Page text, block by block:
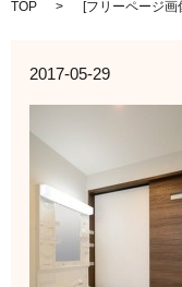
TOP [フリーページ画
2017-05-29